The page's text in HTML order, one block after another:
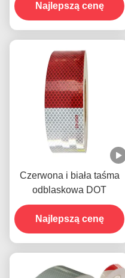
Najlepszą cenę
Czerwona i biała taśma
odblaskowa DOT
Najlepszą cenę